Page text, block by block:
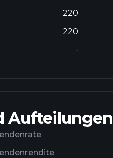
220
220
-
Aufteilungen